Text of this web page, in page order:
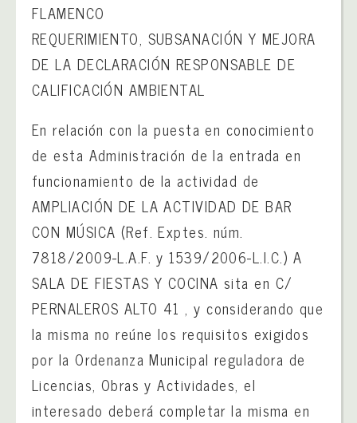
FLAMENCO
REQUERIMIENTO, SUBSANACIÓN Y MEJORA
DE LA DECLARACIÓN RESPONSABLE DE
CALIFICACIÓN AMBIENTAL
En relación con la puesta en conocimiento
de esta Administración de la entrada en
funcionamiento de la actividad de
AMPLIACIÓN DE LA ACTIVIDAD DE BAR
CON MÚSICA (Ref. Exptes. núm.
7818/2009-L.A.F. y 1539/2006-L.I.C.) A
SALA DE FIESTAS Y COCINA sita en C/
PERNALEROS ALTO 41 , y considerando que
la misma no reúne los requisitos exigidos
por la Ordenanza Municipal reguladora de
Licencias, Obras y Actividades, el
interesado deberá completar la misma en